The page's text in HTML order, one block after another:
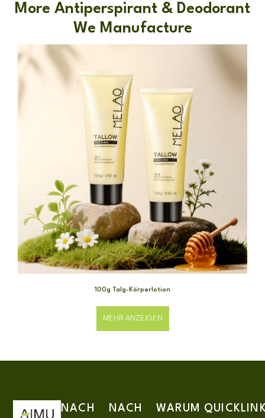
More Antiperspirant & Deodorant
We Manufacture
100g Talg-Körperlotion
MEHR ANZEIGEN
NACH
NACH
WARUM